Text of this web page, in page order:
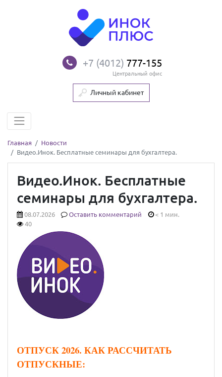
+7 (4012) 777-155
Центральный офис
Личный кабинет
Главная
Новости
Видео.Инок. Бесплатные семинары для бухгалтера.
Видео.Инок. Бесплатные
семинары для бухгалтера.
08.07.2026 Оставить комментарий
< 1 мин.
40
ОТПУСК 2026. КАК РАССЧИТАТЬ
ОТПУСКНЫЕ: